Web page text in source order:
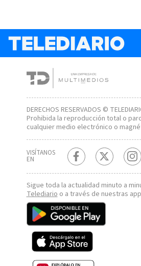
DERECHOS RESERVADOS ©
Prohibida la reproducción total o
cualquier medio electrónico o
VISÍTANOS
EN
Sigue toda la actualidad minuto a
Telediario o a través de nuestras